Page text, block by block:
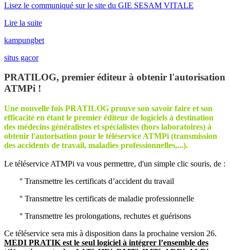
Lisez le communiqué sur le site du GIE SESAM VITALE
Lire la suite
kampungbet
situs gacor
PRATILOG, premier éditeur à obtenir l'autorisation
ATMPi !
Une nouvelle fois PRATILOG prouve son savoir faire et son
efficacité en étant le premier éditeur de logiciels à destination
des médecins généralistes et spécialistes (hors laboratoires) à
obtenir l'autorisation pour le téléservice ATMPi (transmission
des accidents de travail, maladies professionnelles,...).
Le téléservice ATMPi va vous permettre, d'un simple clic souris, de :
° Transmettre les certificats d’accident du travail
° Transmettre les certificats de maladie professionnelle
° Transmettre les prolongations, rechutes et guérisons
Ce téléservice sera mis à disposition dans la prochaine version 26.
MEDI PRATIK est le seul logiciel à intégrer l’ensemble des